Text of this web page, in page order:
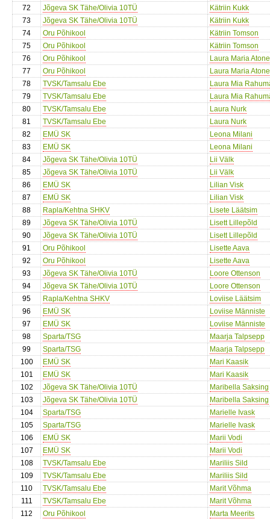
72
Jõgeva SK Tähe/Olivia 10TÜ
Kätriin Kukk
73
Jõgeva SK Tähe/Olivia 10TÜ
Kätriin Kukk
74
Oru Põhikool
Kätriin Tomson
75
Oru Põhikool
Kätriin Tomson
76
Oru Põhikool
Laura Maria
77
Oru Põhikool
Laura Maria
78
TVSK/Tamsalu Ebe
Laura Mia
79
TVSK/Tamsalu Ebe
Laura Mia
80
TVSK/Tamsalu Ebe
Laura Nurk
81
TVSK/Tamsalu Ebe
Laura Nurk
82
EMÜ SK
Leona Milani
83
EMÜ SK
Leona Milani
84
Jõgeva SK Tähe/Olivia 10TÜ
Lii Välk
85
Jõgeva SK Tähe/Olivia 10TÜ
Lii Välk
86
EMÜ SK
Lilian Visk
87
EMÜ SK
Lilian Visk
88
Rapla/Kehtna SHKV
Lisete Läätsim
89
Jõgeva SK Tähe/Olivia 10TÜ
Lisett Lillepõld
90
Jõgeva SK Tähe/Olivia 10TÜ
Lisett Lillepõld
91
Oru Põhikool
Lisette Aava
92
Oru Põhikool
Lisette Aava
93
Jõgeva SK Tähe/Olivia 10TÜ
Loore Ottenson
94
Jõgeva SK Tähe/Olivia 10TÜ
Loore Ottenson
95
Rapla/Kehtna SHKV
Loviise Läätsim
96
EMÜ SK
Loviise Männiste
97
EMÜ SK
Loviise Männiste
98
Sparta/TSG
Maarja Talpsepp
99
Sparta/TSG
Maarja Talpsepp
100
EMÜ SK
Mari Kaasik
101
EMÜ SK
Mari Kaasik
102
Jõgeva SK Tähe/Olivia 10TÜ
Maribella Saksing
103
Jõgeva SK Tähe/Olivia 10TÜ
Maribella Saksing
104
Sparta/TSG
Marielle Ivask
105
Sparta/TSG
Marielle Ivask
106
EMÜ SK
Marii Vodi
107
EMÜ SK
Marii Vodi
108
TVSK/Tamsalu Ebe
Mariliis Sild
109
TVSK/Tamsalu Ebe
Mariliis Sild
110
TVSK/Tamsalu Ebe
Marit Võhma
111
TVSK/Tamsalu Ebe
Marit Võhma
112
Oru Põhikool Marta Meerits